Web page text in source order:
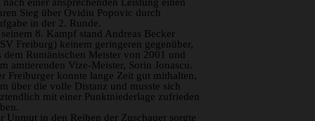
Sieg über Ovidiu Popovic durch
in der 2. Runde.
8. Kampf stand Andreas Becker
Freiburg) keinem geringeren gegenüber,
dem Rumänischen Meister von 2001 und
amtierenden Vize-Meister, Sorin Jonascu.
Freiburger konnte lange Zeit gut mithalten,
über die volle Distanz und musste sich
mit einer Punktniederlage zufrieden
Unmut in den Reihen der Zuschauer sorgte